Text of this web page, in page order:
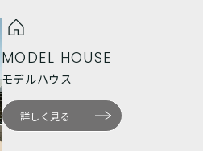
MODEL HOUSE
モデルハウス
詳しく見る